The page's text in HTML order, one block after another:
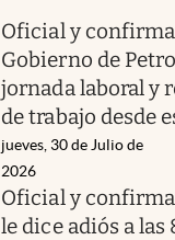
Oficial y
Gobierno de
jornada laboral y
de trabajo desde
jueves, 30 de Julio de
2026
Oficial y
le dice adiós a las